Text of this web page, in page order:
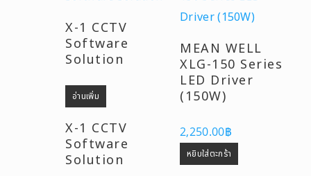
X-1 CCTV
Software
Solution
อ่านเพิ่ม
X-1 CCTV
Software
Solution
MEAN WELL
XLG-150 Series
LED Driver
(150W)
2,250.00฿
หยิบใส่ตะกร้า